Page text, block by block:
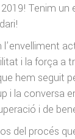
Tenim
i la força a
hem seguit
i la conversa
i de
del procés